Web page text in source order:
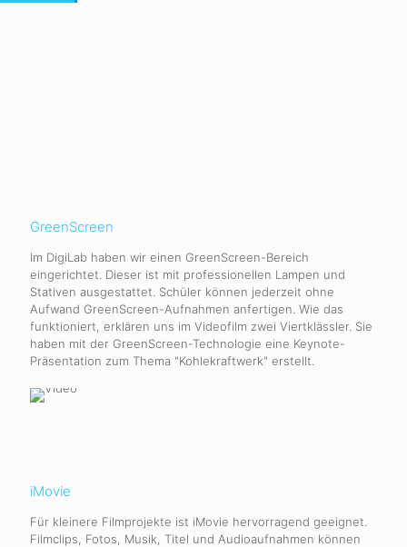
GreenScreen
Im DigiLab haben wir einen GreenScreen-Bereich
eingerichtet. Dieser ist mit professionellen Lampen und
Stativen ausgestattet. Schüler können jederzeit ohne
Aufwand GreenScreen-Aufnahmen anfertigen. Wie das
funktioniert, erklären uns im Videofilm zwei Viertklässler. Sie
haben mit der GreenScreen-Technologie eine Keynote-
Präsentation zum Thema "Kohlekraftwerk" erstellt.
iMovie
Für kleinere Filmprojekte ist iMovie hervorragend geeignet.
Filmclips, Fotos, Musik, Titel und Audioaufnahmen können